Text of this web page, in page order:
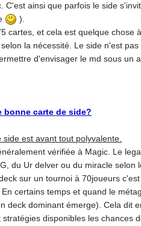
C'est ainsi que parfois le side
).
cartes, et cela est quelque
la nécessité. Le side n'est
d'envisager le md sous un
bonne carte de side?
side est avant tout polyvalente.
vérifiée à Magic. Le
du Ur delver ou du miracle
sur un tournoi à 70joueurs
certains temps et quand le
deck dominant émerge). Cela dit
disponibles les chances